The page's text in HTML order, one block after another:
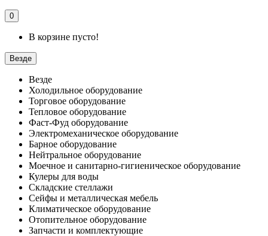
0
В корзине пусто!
Везде
Везде
Холодильное оборудование
Торговое оборудование
Тепловое оборудование
Фаст-Фуд оборудование
Электромеханическое оборудование
Барное оборудование
Нейтральное оборудование
Моечное и санитарно-гигиеническое оборудование
Кулеры для воды
Складские стеллажи
Сейфы и металлическая мебель
Климатическое оборудование
Отопительное оборудование
Запчасти и комплектующие